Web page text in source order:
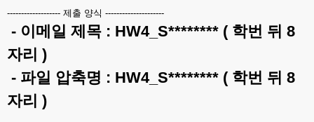
------------------- 제출 양식 ---------------------
- 이메일 제목 : HW4_S******** ( 학번 뒤 8
자리 )
- 파일 압축명 : HW4_S******** ( 학번 뒤 8
자리 )